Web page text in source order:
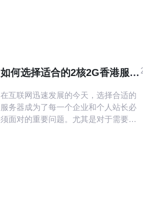
香港代理服务器好呢？本文将为您介
绍几家值得信赖的香港代理服务器供
如何选择适合的2核2G香港服务
在互联网迅速发展的今天，选择合适的
服务器成为了每一个企业和个人站长必
须面对的重要问题。尤其是对于需要高